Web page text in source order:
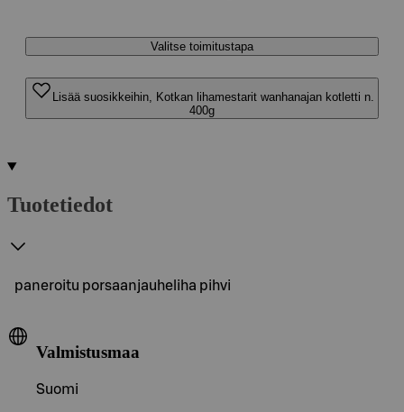
Valitse toimitustapa
Lisää suosikkeihin, Kotkan lihamestarit wanhanajan kotletti n.
400g
Tuotetiedot
paneroitu porsaanjauheliha pihvi
Valmistusmaa
Suomi